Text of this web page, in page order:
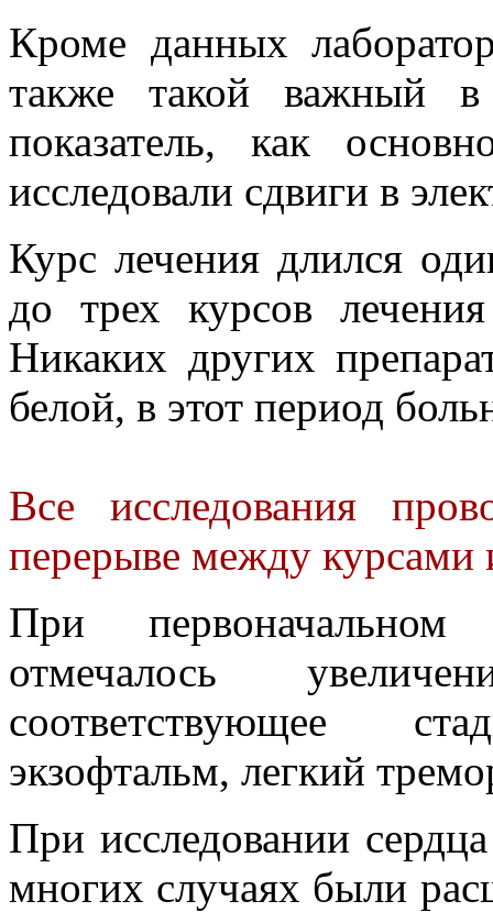
Кроме данных
также такой важный в
показатель, как
исследовали сдвиги в
Курс лечения длился
до трех курсов
Никаких других
белой, в этот период
Все исследования
перерыве между курсами
При
отмечалось
соответствующее
экзофтальм, легкий
При исследовании
многих случаях были